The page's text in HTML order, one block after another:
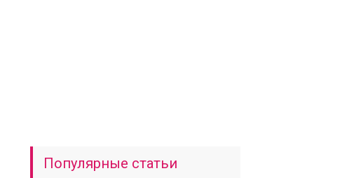
Популярные статьи